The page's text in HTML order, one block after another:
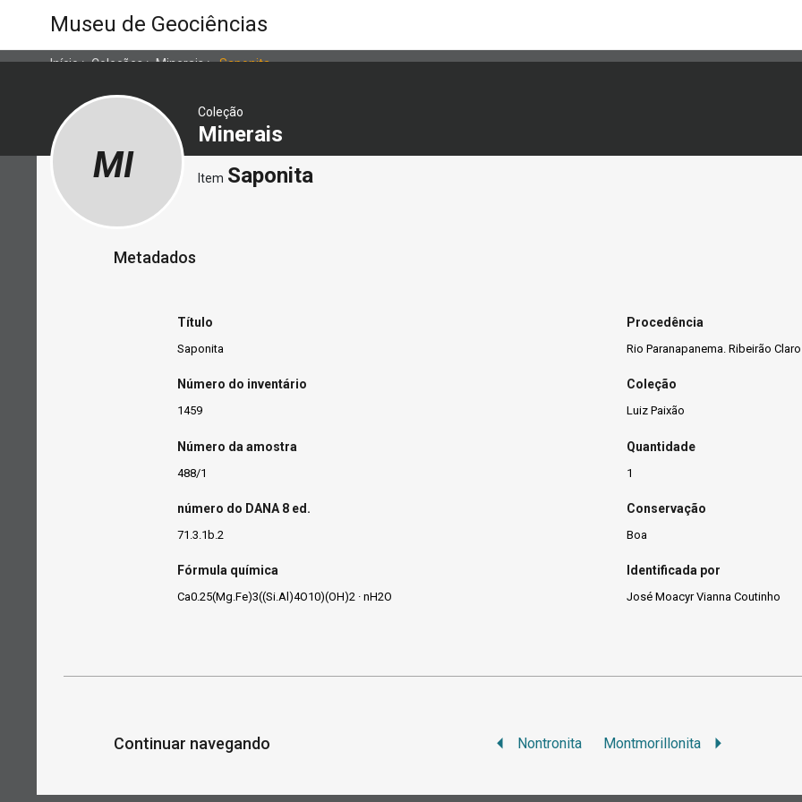
Museu de Geociências
Início>Coleções>Minerais>Saponita
Coleção
Minerais
MI Item Saponita
Metadados
Título
Saponita
Número do inventário
1459
Número da amostra
488/1
número do DANA 8 ed.
71.3.1b.2
Fórmula química
Ca0.25(Mg.Fe)3((Si.Al)4O10)(OH)2 · nH2O
Procedência
Rio Paranapanema. Ribeirão Claro
Coleção
Luiz Paixão
Quantidade
1
Conservação
Boa
Identificada por
José Moacyr Vianna Coutinho
Continuar navegando Nontronita Montmorillonita